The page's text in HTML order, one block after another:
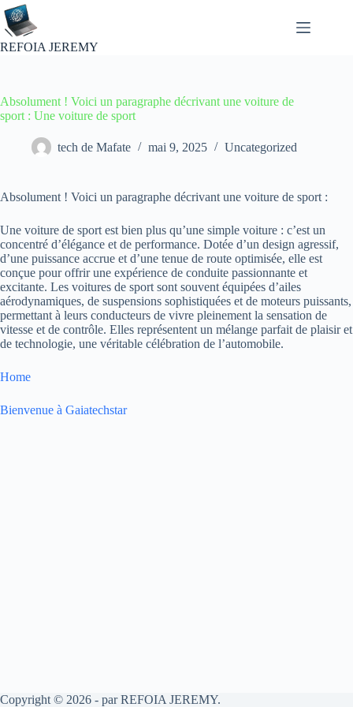
Passer
au
contenu
REFOIA JEREMY
Absolument ! Voici un paragraphe décrivant une voiture de
sport : Une voiture de sport
tech de Mafate mai 9, 2025 Uncategorized
Absolument ! Voici un paragraphe décrivant une voiture de sport :
Une voiture de sport est bien plus qu’une simple voiture : c’est un
concentré d’élégance et de performance. Dotée d’un design agressif,
d’une puissance accrue et d’une tenue de route optimisée, elle est
conçue pour offrir une expérience de conduite passionnante et
excitante. Les voitures de sport sont souvent équipées d’ailes
aérodynamiques, de suspensions sophistiquées et de moteurs puissants,
permettant à leurs conducteurs de vivre pleinement la sensation de
vitesse et de contrôle. Elles représentent un mélange parfait de plaisir et
de technologie, une véritable célébration de l’automobile.
Home
Bienvenue à Gaiatechstar
Copyright © 2026 - par REFOIA JEREMY.